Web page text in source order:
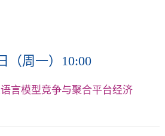
（周一）10:00
言模型竞争与聚合平台经济